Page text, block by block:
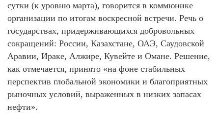
сутки (к уровню марта), говорится в коммюнике
организации по итогам воскресной встречи. Речь о
государствах, придерживающихся добровольных
сокращений: России, Казахстане, ОАЭ, Саудовской
Аравии, Ираке, Алжире, Кувейте и Омане. Решение,
как отмечается, принято «на фоне стабильных
перспектив глобальной экономики и благоприятных
рыночных условий, выраженных в низких запасах
нефти».